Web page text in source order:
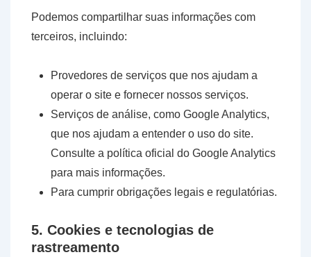
Podemos compartilhar suas informações com
terceiros, incluindo:
Provedores de serviços que nos ajudam a
operar o site e fornecer nossos serviços.
Serviços de análise, como Google Analytics,
que nos ajudam a entender o uso do site.
Consulte a política oficial do Google Analytics
para mais informações.
Para cumprir obrigações legais e regulatórias.
5. Cookies e tecnologias de
rastreamento